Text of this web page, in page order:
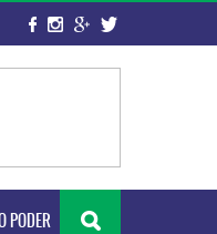
PODER
PODER